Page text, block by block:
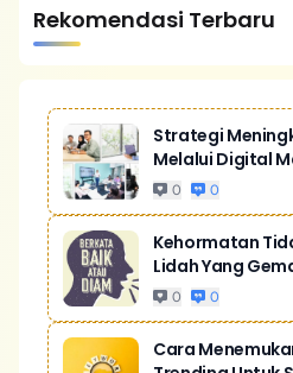
Rekomendasi Terbaru
Strategi
Melalui Digital
0 0
Kehormatan
Lidah Yang
0 0
Cara